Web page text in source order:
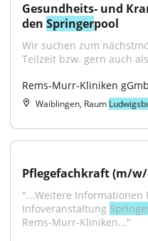
Gesundheits- und
den Springerpool
Wir suchen zum
Teilzeit bzw. gern auch
Rems-Murr-Kliniken
Waiblingen, Raum
Pflegefachkraft (m/w/
"...Weitere Informationen
Infoveranstaltung
Rems-Murr-Kliniken..."